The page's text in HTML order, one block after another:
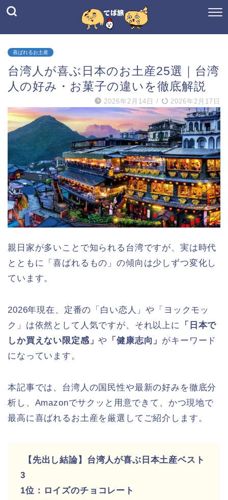
喜ばれるお土産
台湾人が喜ぶ日本のお土産25選｜台湾
人の好み・お菓子の違いを徹底解説
2026年2月14日 / 2026年2月17日
親日家が多いことで知られる台湾ですが、実は時代
とともに「喜ばれるもの」の傾向は少しずつ変化し
ています。
2026年現在、定番の「白い恋人」や「ヨックモッ
ク」は依然として人気ですが、それ以上に
「日本で
しか買えない限定感」や 「健康志向」 がキーワード
になっています。
本記事では、台湾人の国民性や最新の好みを徹底分
析し、Amazonでサクッと用意できて、かつ現地で
最高に喜ばれるお土産を厳選してご紹介します。
【先出し結論】台湾人が喜ぶ日本土産ベスト
3
1位：ロイズのチョコレート